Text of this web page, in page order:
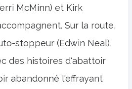
McMinn) et Kirk
Sur la route,
stoppeur (Edwin Neal),
des histoires d'abattoir
abandonné l'effrayant